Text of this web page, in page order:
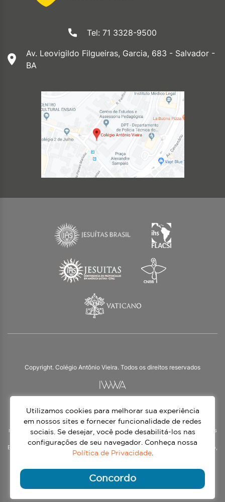
Tel: 71 3328-9500
Av. Leovigildo Filgueiras, Garcia, 683 - Salvador -
BA
Copyright. Colégio Antônio Vieira. Todos os direitos reservados
O Colégio Antônio Vieira integra a Rede Jesuíta de Educação, tendo as suas
práticas impulsionadas pelos valores da espiritualidade inaciana – marca da
nossa identidade e das aproximadamente 1500 unidades de ensino, espalhadas
em mais de 60 países. Atendemos a alunos da Educação Infantil à 3ª série do
Ensino Médio, nos turnos matutino e vespertino, além do Ensino Médio Noturno,
voltado para Jovens.
Continue lendo
Utilizamos cookies para melhorar sua experiência
em nossos sites e fornecer funcionalidade de redes
sociais. Se desejar, você pode desabilitá-los nas
configurações de seu navegador. Conheça nossa
Política de Privacidade.
Concordo